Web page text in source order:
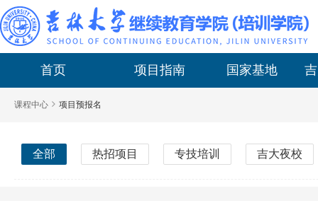
首页 项目指南 国家基地
课程中心 项目预报名
全部 热招项目 专技培训 吉大夜校